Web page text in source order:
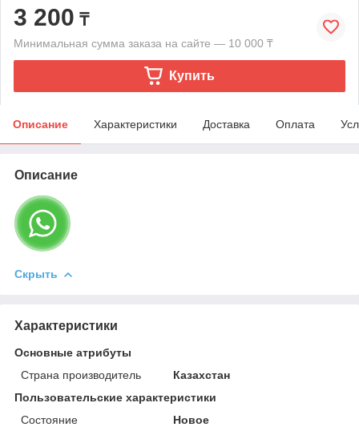
3 200 ₸
Минимальная сумма заказа на сайте — 10 000 ₸
Купить
Описание Характеристики Доставка Оплата
Описание
Скрыть
Характеристики
Основные атрибуты
Страна производитель
Казахстан
Пользовательские характеристики
Состояние
Новое